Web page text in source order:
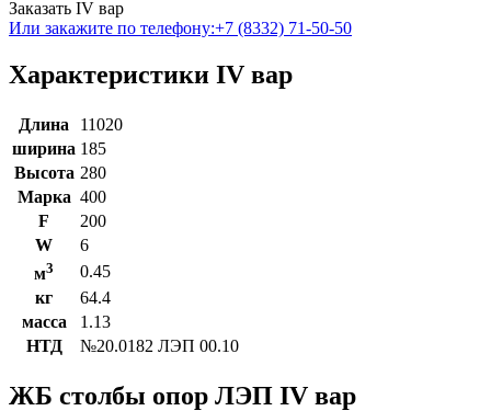
Заказать IV вар
Или закажите по телефону:+7 (8332) 71-50-50
Характеристики IV вар
Длина
11020
ширина 185
Высота 280
Марка 400
F
200
W
6
м3
0.45
кг
64.4
масса
1.13
НТД
№20.0182 ЛЭП 00.10
ЖБ столбы опор ЛЭП IV вар